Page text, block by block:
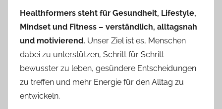
Healthformers steht für Gesundheit, Lifestyle,
Mindset und Fitness – verständlich, alltagsnah
und motivierend. Unser Ziel ist es, Menschen
dabei zu unterstützen, Schritt für Schritt
bewusster zu leben, gesündere Entscheidungen
zu treffen und mehr Energie für den Alltag zu
entwickeln.